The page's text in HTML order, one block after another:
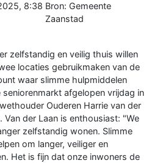
8:38 Bron: Gemeente
Zaanstad
zelfstandig en veilig thuis willen
locaties gebruikmaken van de
waar slimme hulpmiddelen
afgelopen vrijdag in
Ouderen Harrie van der
Van der Laan is enthousiast: "We
zelfstandig wonen. Slimme
om langer, veiliger en
Het is fijn dat onze inwoners de